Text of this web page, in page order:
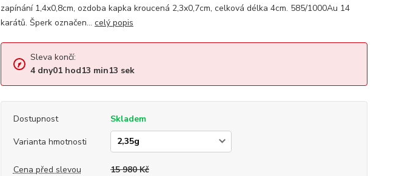
zapínání 1,4x0,8cm, ozdoba kapka kroucená 2,3x0,7cm, celková délka 4cm. 585/1000Au 14
karátů. Šperk označen... celý popis
Sleva končí:
4 dny01hod13 min13 sek
Dostupnost
Skladem
Varianta hmotnosti
Cena před slevou
15 980 Kč